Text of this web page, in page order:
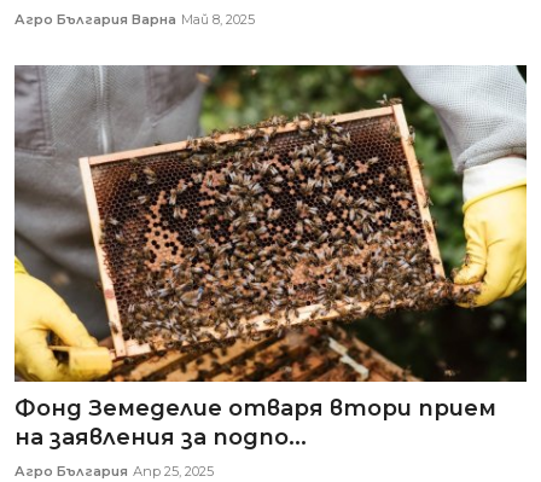
Агро България Варна Май 8, 2025
Фонд Земеделие отваря втори прием
на заявления за подпо...
Агро България Апр 25, 2025